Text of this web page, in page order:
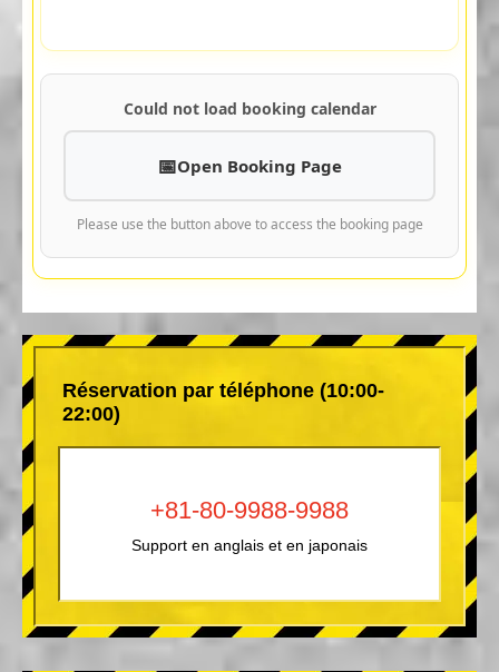
Could not load booking calendar
Open Booking Page
Please use the button above to access the booking page
Réservation par téléphone (10:00-
22:00)
+81-80-9988-9988
Support en anglais et en japonais